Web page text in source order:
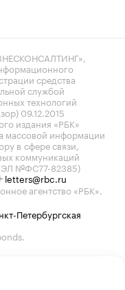
средства
службой
технологий
09.12.2015
издания «РБК»
массовой информации
в сфере связи,
коммуникаций
ЭЛ №ФС77-82385)
letters@rbc.ru
агентство «РБК».
Петербургская